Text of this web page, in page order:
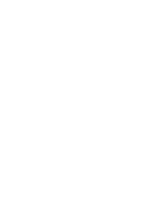
IN DE